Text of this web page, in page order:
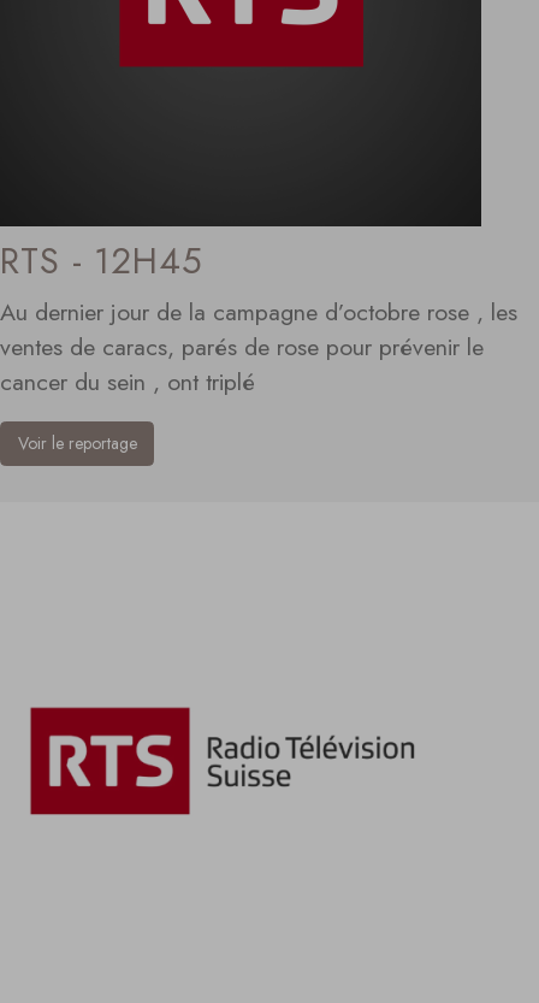
RTS - 12H45
Au dernier jour de la campagne d’octobre rose , les
ventes de caracs, parés de rose pour prévenir le
cancer du sein , ont triplé
Voir le reportage